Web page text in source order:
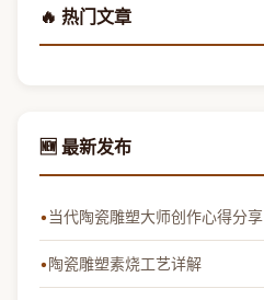
🔥 热门文章
🆕 最新发布
当代陶瓷雕塑大师创作心得分享
陶瓷雕塑素烧工艺详解